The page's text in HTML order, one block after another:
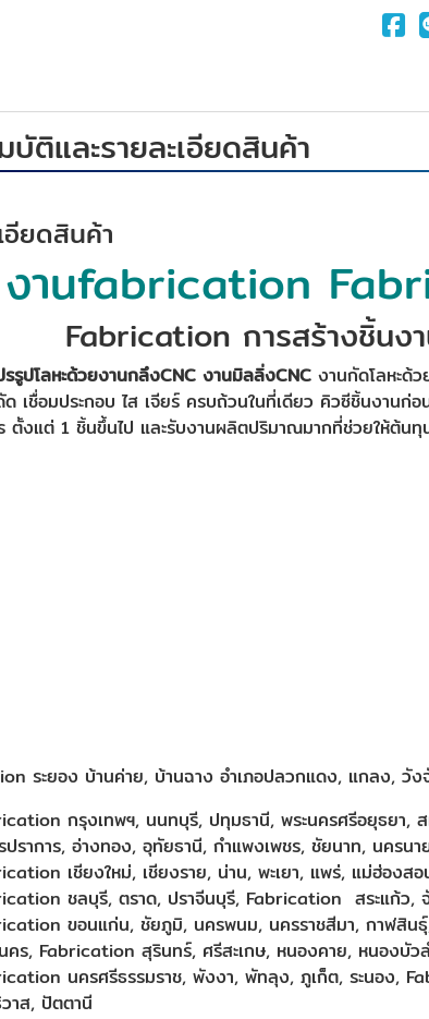
ติและรายละเอียดสินค้า
อียดสินค้า
งานfabrication
Fabrication การสร้างชิ้นง
รรูปโลหะด้วยงานกลึงCNC งานมิลลิ่งCNC งานกัดโลหะด้
เชื่อมประกอบ ไส เจียร์ ครบถ้วนในที่เดียว คิวซีชิ้นงาน
ตั้งแต่ 1 ชิ้นขึ้นไป และรับงานผลิตปริมาณมากที่ช่วยให้ต้นทุ
ระยอง บ้านค่าย, บ้านฉาง อำเภอปลวกแดง, แกลง, วังจั
กรุงเทพฯ, นนทบุรี, ปทุมธานี, พระนครศรีอยุธยา,
ราการ, อ่างทอง, อุทัยธานี, กำแพงเพชร, ชัยนาท, นครน
เชียงใหม่, เชียงราย, น่าน, พะเยา, แพร่, แม่ฮ่อ
ชลบุรี, ตราด, ปราจีนบุรี, Fabrication สระแก้ว,
ขอนแก่น, ชัยภูมิ, นครพนม, นครราชสีมา, กาฬสินธุ์
ร, Fabrication สุรินทร์, ศรีสะเกษ, หนองคาย, หนองบัว
นครศรีธรรมราช, พังงา, พัทลุง, ภูเก็ต, ระนอง,
าส, ปัตตานี